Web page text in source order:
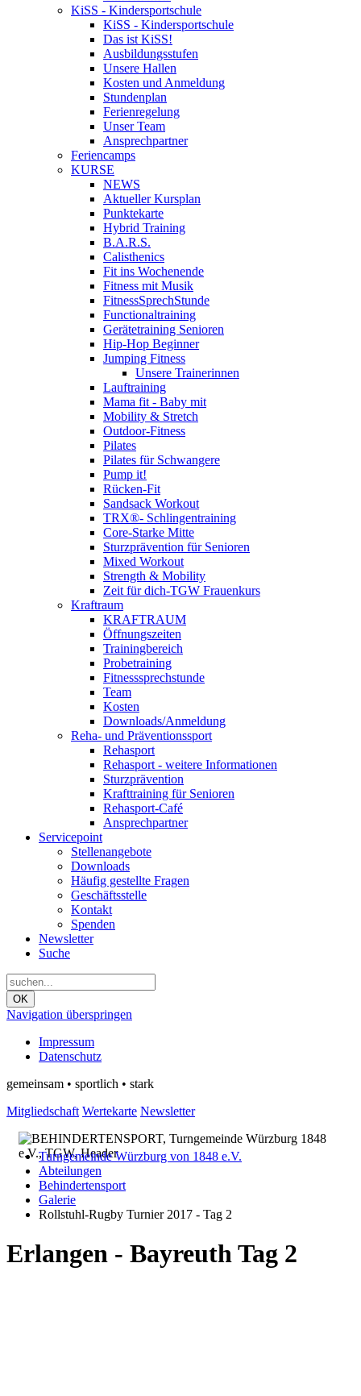
KiSS - Kindersportschule
KiSS - Kindersportschule
Das ist KiSS!
Ausbildungsstufen
Unsere Hallen
Kosten und Anmeldung
Stundenplan
Ferienregelung
Unser Team
Ansprechpartner
Feriencamps
KURSE
NEWS
Aktueller Kursplan
Punktekarte
Hybrid Training
B.A.R.S.
Calisthenics
Fit ins Wochenende
Fitness mit Musik
FitnessSprechStunde
Functionaltraining
Gerätetraining Senioren
Hip-Hop Beginner
Jumping Fitness
Unsere Trainerinnen
Lauftraining
Mama fit - Baby mit
Mobility & Stretch
Outdoor-Fitness
Pilates
Pilates für Schwangere
Pump it!
Rücken-Fit
Sandsack Workout
TRX®- Schlingentraining
Core-Starke Mitte
Sturzprävention für Senioren
Mixed Workout
Strength & Mobility
Zeit für dich-TGW Frauenkurs
Kraftraum
KRAFTRAUM
Öffnungszeiten
Trainingbereich
Probetraining
Fitnesssprechstunde
Team
Kosten
Downloads/Anmeldung
Reha- und Präventionssport
Rehasport
Rehasport - weitere Informationen
Sturzprävention
Krafttraining für Senioren
Rehasport-Café
Ansprechpartner
Servicepoint
Stellenangebote
Downloads
Häufig gestellte Fragen
Geschäftsstelle
Kontakt
Spenden
Newsletter
Suche
OK
Navigation überspringen
Impressum
Datenschutz
gemeinsam • sportlich • stark
Mitgliedschaft Wertekarte Newsletter
Turngemeinde Würzburg von 1848 e.V.
Abteilungen
Behindertensport
Galerie
Rollstuhl-Rugby Turnier 2017 - Tag 2
Erlangen - Bayreuth Tag 2